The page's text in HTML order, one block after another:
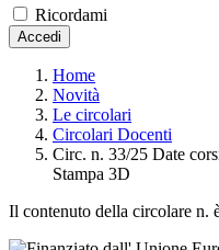
Ricordami
Accedi
Home
Novità
Le circolari
Circolari Docenti
Circ. n. 33/25 Date
Stampa 3D
Il contenuto della circolare n.